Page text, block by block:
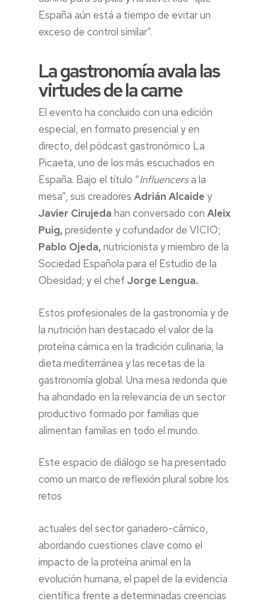
España aún está a tiempo de evitar un
exceso de control similar”.
La gastronomía avala las
virtudes de la carne
El evento ha concluido con una edición
especial, en formato presencial y en
directo, del pódcast gastronómico La
Picaeta, uno de los más escuchados en
España. Bajo el título “Influencersa la
mesa”, sus creadores Adrián Alcaide y
Javier Cirujeda han conversado con Aleix
Puig,presidente y cofundador de VICIO;
Pablo Ojeda,nutricionista y miembro de la
Sociedad Española para el Estudio de la
Obesidad; y el chef Jorge Lengua.
Estos profesionales de la gastronomía y de
la nutrición han destacado el valor de la
proteína cárnica en la tradición culinaria, la
dieta mediterránea y las recetas de la
gastronomía global. Una mesa redonda que
ha ahondado en la relevancia de un sector
productivo formado por familias que
alimentan familias en todo el mundo.
Este espacio de diálogo se ha presentado
como un marco de reflexión plural sobre los
retos
actuales del sector ganadero-cárnico,
abordando cuestiones clave como el
impacto de la proteína animal en la
evolución humana, el papel de la evidencia
científica frente a determinadas creencias